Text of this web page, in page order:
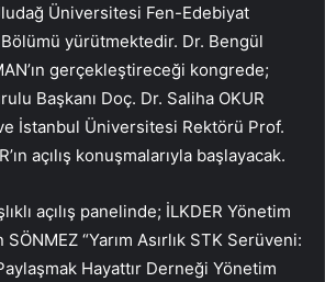
Üniversitesi Fen-Edebiyat
yürütmektedir. Dr. Bengül
gerçekleştireceği kongrede;
Başkanı Doç. Dr. Saliha OKUR
İstanbul Üniversitesi Rektörü Prof.
açılış konuşmalarıyla başlayacak.
açılış panelinde; İLKDER Yönetim
“Yarım Asırlık STK Serüveni:
Hayattır Derneği Yönetim